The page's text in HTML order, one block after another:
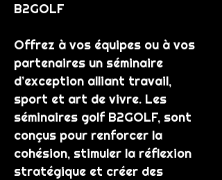
B2GOLF
Offrez à vos équipes ou à vos
partenaires un séminaire
d’exception alliant travail,
sport et art de vivre. Les
séminaires golf B2GOLF, sont
conçus pour renforcer la
cohésion, stimuler la réflexion
stratégique et créer des